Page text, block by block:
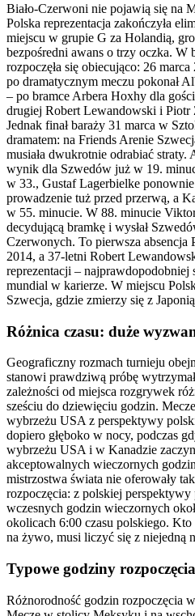
Biało-Czerwoni nie pojawią się na
Polska reprezentacja zakończyła
miejscu w grupie G za Holandią,
bezpośredni awans o trzy oczka. W
rozpoczęła się obiecująco: 26
po dramatycznym meczu pokonał
– po bramce Arbera Hoxhy dla
drugiej Robert Lewandowski i
Jednak finał baraży 31 marca w
dramatem: na Friends Arenie
musiała dwukrotnie odrabiać straty.
wynik dla Szwedów już w 19.
w 33., Gustaf Lagerbielke
prowadzenie tuż przed przerwą, a
w 55. minucie. W 88. minucie
decydującą bramkę i wysłał
Czerwonych. To pierwsza
2014, a 37-letni Robert
reprezentacji – najprawdopodobniej
mundial w karierze. W miejscu
Szwecja, gdzie zmierzy się z
Różnica czasu: duże
Geograficzny rozmach turnieju
stanowi prawdziwą próbę
zależności od miejsca rozgrywek
sześciu do dziewięciu godzin.
wybrzeżu USA z perspektywy
dopiero głęboko w nocy, podczas
wybrzeżu USA i w Kanadzie
akceptowalnych wieczornych
mistrzostwa świata nie oferowały
rozpoczęcia: z polskiej perspektywy
wczesnych godzin wieczornych
okolicach 6:00 czasu polskiego.
na żywo, musi liczyć się z niejedną
Typowe godziny
Różnorodność godzin rozpoczęcia